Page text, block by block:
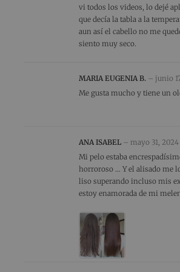
vi todos los videos, lo dejé
que decía la tabla a la
aun así el cabello no me
siento muy seco.
MARIA EUGENIA B. – junio
Me gusta mucho y tiene un
ANA ISABEL – mayo 31, 2024
Mi pelo estaba
horroroso … Y el alisado me
liso superando incluso mis
estoy enamorada de mi